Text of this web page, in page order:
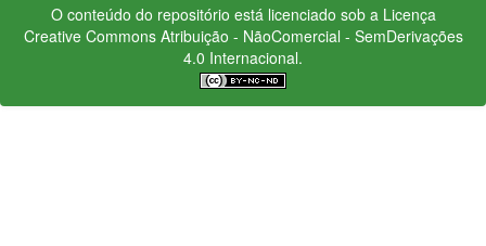
O conteúdo do repositório está licenciado sob a Licença
Creative CommonsAtribuição - NãoComercial - SemDerivações
4.0 Internacional.